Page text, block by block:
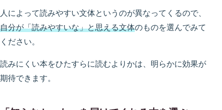
人によって読みやすい文体というのが異なってくるので、
自分が「読みやすいな」と思える文体のものを選んでみて
ください。
読みにくい本をひたすらに読むよりかは、明らかに効果が
期待できます。